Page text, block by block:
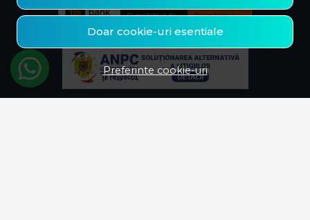
Doar cookie-uri esentiale
Preferinte cookie-uri